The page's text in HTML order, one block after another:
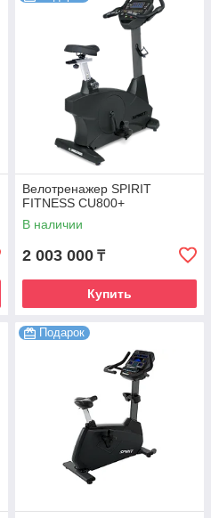
Велотренажер SPIRIT
FITNESS CU800+
В наличии
2 003 000 ₸
Купить
Подарок